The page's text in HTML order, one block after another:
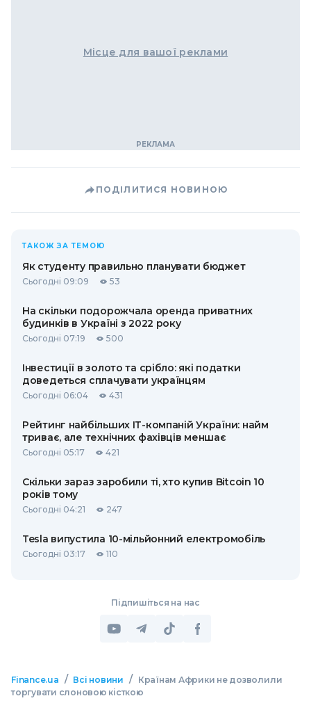
Місце для вашої реклами
ПОДІЛИТИСЯ НОВИНОЮ
ТАКОЖ ЗА ТЕМОЮ
Як студенту правильно планувати бюджет
Сьогодні 09:09 53
На скільки подорожчала оренда приватних
будинків в Україні з 2022 року
Сьогодні 07:19 500
Інвестиції в золото та срібло: які податки
доведеться сплачувати українцям
Сьогодні 06:04 431
Рейтинг найбільших ІТ-компаній України: найм
триває, але технічних фахівців меншає
Сьогодні 05:17 421
Скільки зараз заробили ті, хто купив Bitcoin 10
років тому
Сьогодні 04:21 247
Tesla випустила 10-мільйонний електромобіль
Сьогодні 03:17 110
Підпишіться на нас
Finance.ua / Всі новини /
Країнам Африки не дозволили
торгувати слоновою кісткою